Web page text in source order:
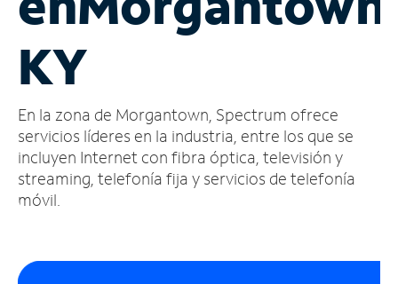
cuenta
Encuentra
tienda
KY
En la zona de Morgantown, Spectrum ofrece
servicios líderes en la industria, entre los que se
incluyen Internet con fibra óptica, televisión y
streaming, telefonía fija y servicios de telefonía
móvil.